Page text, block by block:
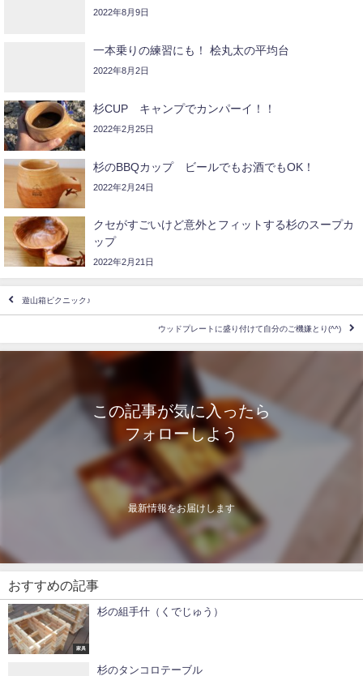
2022年8月9日
一本乗りの練習にも！ 桧丸太の平均台
2022年8月2日
杉CUP キャンプでカンパーイ！！
2022年2月25日
杉のBBQカップ ビールでもお酒でもOK！
2022年2月24日
クセがすごいけど意外とフィットする杉のスープカ
ップ
2022年2月21日
遊山箱ピクニック️♪
ウッドプレートに盛り付けて自分のご機嫌とり️(^^)
この記事が気に入ったら
フォローしよう
最新情報をお届けします
おすすめの記事
家具
杉の組手什（くでじゅう）
杉のタンコロテーブル